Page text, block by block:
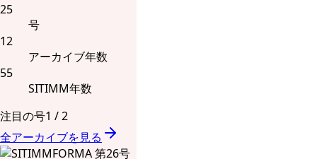
25
号
12
アーカイブ年数
55
SITIMM年数
注目の号1 /2
全アーカイブを見る